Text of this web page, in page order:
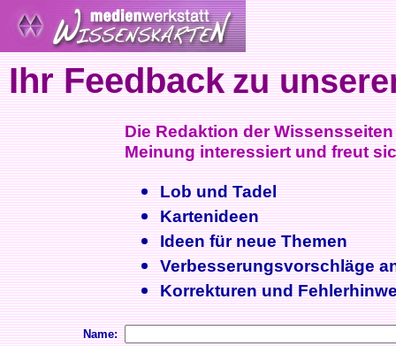
Ihr Feedback zu
Die Redaktion der
Meinung interessiert und freut
Lob und Tadel
Kartenideen
Ideen für neue Themen
Verbesserungsvorschläge
Korrekturen und
Name: